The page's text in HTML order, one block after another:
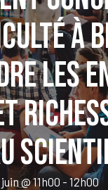
à
les
juin @ 11h00 - 12h00